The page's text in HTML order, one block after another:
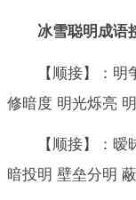
冰雪聪明成语
【顺接】：
修暗度 明光烁亮
【顺接】：
暗投明 壁垒分明